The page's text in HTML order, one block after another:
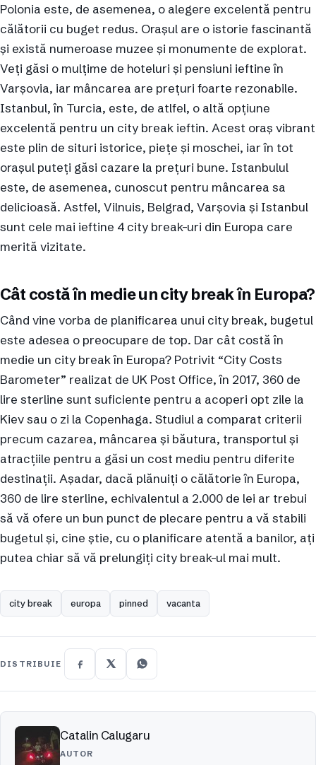
Polonia este, de asemenea, o alegere excelentă pentru
călătorii cu buget redus. Orașul are o istorie fascinantă
și există numeroase muzee și monumente de explorat.
Veți găsi o mulțime de hoteluri și pensiuni ieftine în
Varșovia, iar mâncarea are prețuri foarte rezonabile.
Istanbul, în Turcia, este, de atlfel, o altă opțiune
excelentă pentru un city break ieftin. Acest oraș vibrant
este plin de situri istorice, piețe și moschei, iar în tot
orașul puteți găsi cazare la prețuri bune. Istanbulul
este, de asemenea, cunoscut pentru mâncarea sa
delicioasă. Astfel, Vilnuis, Belgrad, Varșovia și Istanbul
sunt cele mai ieftine 4 city break-uri din Europa care
merită vizitate.
Cât costă în medie un city break în Europa?
Când vine vorba de planificarea unui city break, bugetul
este adesea o preocupare de top. Dar cât costă în
medie un city break în Europa? Potrivit “City Costs
Barometer” realizat de UK Post Office, în 2017, 360 de
lire sterline sunt suficiente pentru a acoperi opt zile la
Kiev sau o zi la Copenhaga. Studiul a comparat criterii
precum cazarea, mâncarea și băutura, transportul și
atracțiile pentru a găsi un cost mediu pentru diferite
destinații. Așadar, dacă plănuiți o călătorie în Europa,
360 de lire sterline, echivalentul a 2.000 de lei ar trebui
să vă ofere un bun punct de plecare pentru a vă stabili
bugetul și, cine știe, cu o planificare atentă a banilor, ați
putea chiar să vă prelungiți city break-ul mai mult.
city break europa pinned vacanta
DISTRIBUIE
Catalin Calugaru
AUTOR